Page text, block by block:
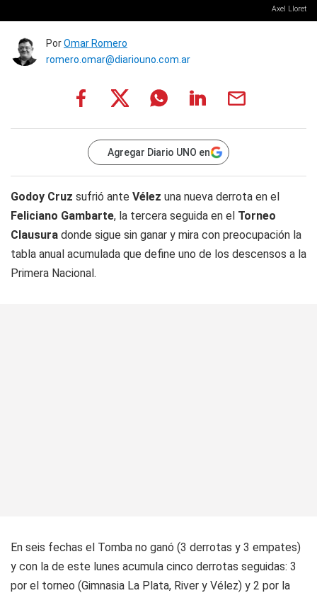
Axel Lloret
PorOmar Romero
romero.omar@diariouno.com.ar
Agregar Diario UNO en
Godoy Cruz sufrió ante Vélez una nueva derrota en el
Feliciano Gambarte, la tercera seguida en el Torneo
Clausura donde sigue sin ganar y mira con preocupación la
tabla anual acumulada que define uno de los descensos a la
Primera Nacional.
En seis fechas el Tomba no ganó (3 derrotas y 3 empates)
y con la de este lunes acumula cinco derrotas seguidas: 3
por el torneo (Gimnasia La Plata, River y Vélez) y 2 por la